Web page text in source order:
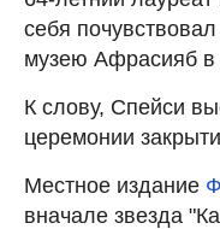
себя
музею Афрасияб
К слову, Спейси
церемонии
Местное издание
вначале звезда